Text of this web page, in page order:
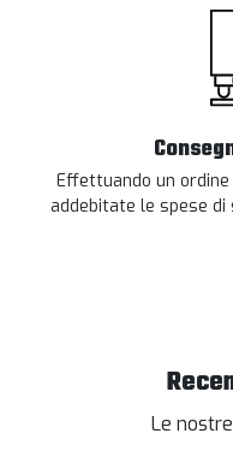
Effettuando un
addebitate le spese di
Le